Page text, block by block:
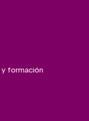
y formación